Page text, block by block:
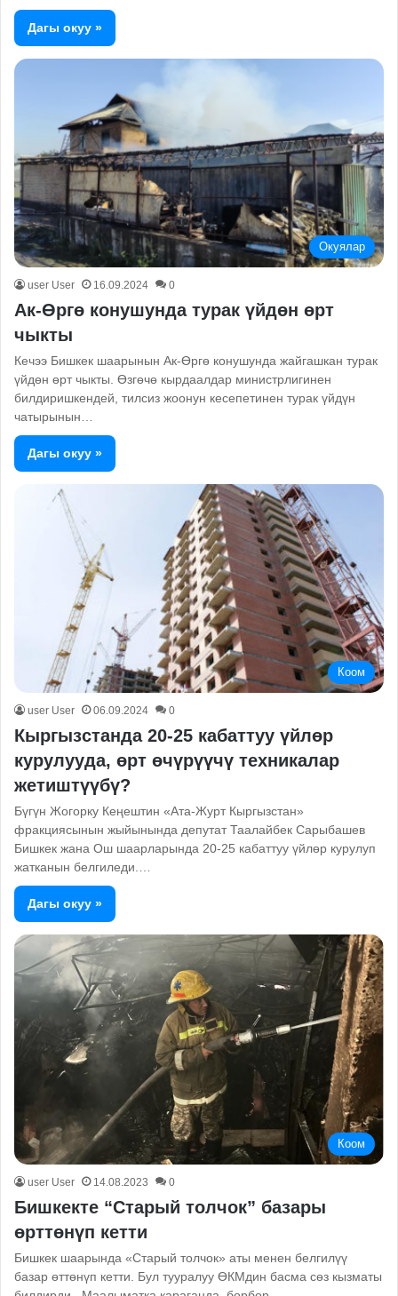
Дагы окуу »
Окуялар
user User 16.09.2024 0
Ак-Өргө конушунда турак үйдөн өрт
чыкты
Кечээ Бишкек шаарынын Ак-Өргө конушунда жайгашкан турак
үйдөн өрт чыкты. Өзгөчө кырдаалдар министрлигинен
билдиришкендей, тилсиз жоонун кесепетинен турак үйдүн
чатырынын…
Дагы окуу »
Коом
user User 06.09.2024 0
Кыргызстанда 20-25 кабаттуу үйлөр
курулууда, өрт өчүрүүчү техникалар
жетиштүүбү?
Бүгүн Жогорку Кеңештин «Ата-Журт Кыргызстан»
фракциясынын жыйынында депутат Таалайбек Сарыбашев
Бишкек жана Ош шаарларында 20-25 кабаттуу үйлөр курулуп
жатканын белгиледи.…
Дагы окуу »
Коом
user User 14.08.2023 0
Бишкекте “Старый толчок” базары
өрттөнүп кетти
Бишкек шаарында «Старый толчок» аты менен белгилүү
базар өттөнүп кетти. Бул тууралуу ӨКМдин басма сөз кызматы